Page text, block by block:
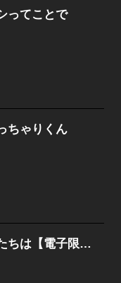
ってことで
ちゃりくん
家族になれない僕たちは【電子限定おまけ付き】